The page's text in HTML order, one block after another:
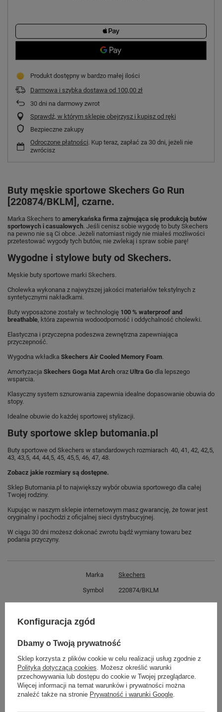
Produkt dostępny w bardzo małej ilości
Darmowa i szybka dostawa od 100,00 zł
30 dni na darmowy zwrot
Sprawdź, w którym sklepie obejrzysz i kupisz od ręki
Bezpieczne zakupy
Odroczone płatności. Kup teraz, zapłać za 30 dni, jeżeli nie
zwrócisz
Buty męskie sportowe Skechers Go Run
[220874/BKLM], czarne.
Marka Skechers to amerykańska firma zajmująca się produkcją butów
sportowych i casualowych. Jeśli cenisz sobie wygodę to buty Skechers
na pewno nie są Ci obce. Jeżeli natomiast nigdy nie miałeś możliwości
przetestować wygody tych butów, nie zwlekaj i spraw sobie parę!
Wygodne i stylowe buty od Skechers.
Męskie buty sportowe marki Skechers.
Cholewka wykonana z najwyższej jakości materiałów tekstylnych z
syntetycznymi nakładkami.
Buty wyposażone zostały w technologię 100 % waterproof and
breathable, która zapewnia wodoodporność i oddychalność cholewki.
Elastyczna i przyczepna podeszwa zewnętrzna zapewniająca
przyczepność.
Wygodna wkładka Skechers Air Cooled Memory Foam.
Amortyzacja Skechers Goga Mat Arch oraz Ultra Go dla lepszego
wsparcia.
Klasyczny system sznurowania zapewnia idealne dopasowanie obuwia do
stopy.
Idealne obuwie do każdej sportowej stylizacji.
Buty sportowe sklep butomania.pl
Buty sportowe od Skechers w standardowych rozmiarach 40, 41, 42, 42,5,
43, 43,5, 44, 44,5, 45, 45,5, 46, 47, 48.
Zobacz jakie rozmiary są dostępne.
Sklep Butomania.pl to największy wybór obuwia sportowego dla całej
Twojej rodziny.
Kupując w naszym sklepie internetowym masz gwarancję, że towar jest
oryginalny i pochodzi z oficjalnej sieci dystrybucyjnej.
W ciągu 30 dni możesz dokonać zwrotu bądź wymiany towaru bez
podania przyczyny.
Marka Skechers
Symbol 220874/BKLM
Materiał zewnętrzny
Długość towaru w
centymetrach
Więcej
30
Szerokość towaru w
centymetrach
Więcej
20
Konfiguracja zgód
Dbamy o Twoją prywatność
Sklep korzysta z plików cookie w celu realizacji usług zgodnie z
Polityką dotyczącą cookies. Możesz określić warunki
przechowywania lub dostępu do cookie w Twojej przeglądarce.
Więcej informacji na temat warunków i prywatności można
znaleźć także na stronie Prywatność i warunki Google.